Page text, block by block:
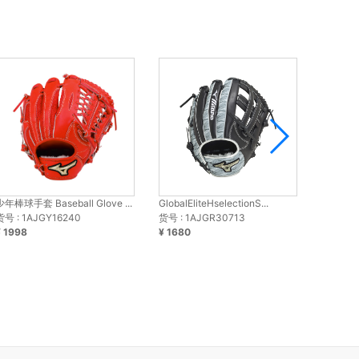
年棒球手套 Baseball Glove ...
号 : 1AJGY16240
1998
GlobalEliteHselectionS...
货号 : 1AJGR30713
¥ 1680